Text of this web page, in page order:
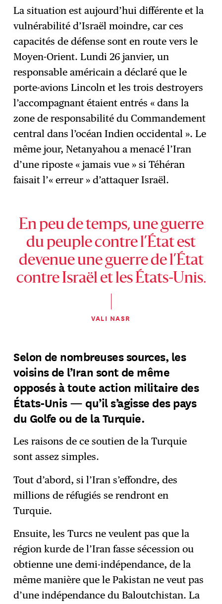
La situation est aujourd’hui différente et la
vulnérabilité d’Israël moindre, car ces
capacités de défense sont en route vers le
Moyen-Orient. Lundi 26 janvier, un
responsable américain a déclaré que le
porte-avions Lincoln et les trois destroyers
l’accompagnant étaient entrés « dans la
zone de responsabilité du Commandement
central dans l’océan Indien occidental ». Le
même jour, Netanyahou a menacé l’Iran
d’une riposte « jamais vue » si Téhéran
faisait l’« erreur » d’attaquer Israël.
En peu de temps, une guerre
du peuple contre l’État est
devenue une guerre de l’État
contre Israël et les États-Unis.
VALI NASR
Selon de nombreuses sources, les
voisins de l’Iran sont de même
opposés à toute action militaire des
États-Unis — qu’il s’agisse des pays
du Golfe ou de la Turquie.
Les raisons de ce soutien de la Turquie
sont assez simples.
Tout d’abord, si l’Iran s’effondre, des
millions de réfugiés se rendront en
Turquie.
Ensuite, les Turcs ne veulent pas que la
région kurde de l’Iran fasse sécession ou
obtienne une demi-indépendance, de la
même manière que le Pakistan ne veut pas
d’une indépendance du Baloutchistan. La